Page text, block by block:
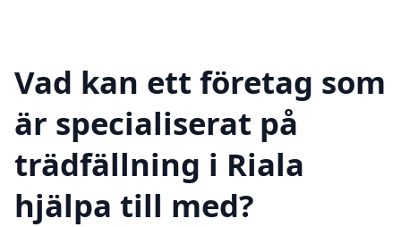
Vad kan ett företag som
är specialiserat på
trädfällning i Riala
hjälpa till med?